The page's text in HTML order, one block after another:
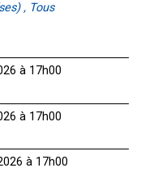
, Tous
à 17h00
à 17h00
à 17h00